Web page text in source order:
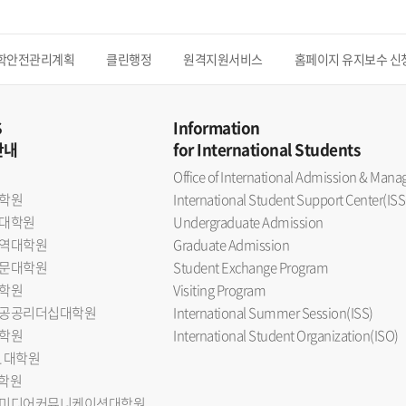
안전관리계획 클린행정 원격지원서비스 홈페이지 유지보수 신
원
학원
대학원
대학원
원
공리더십대학원
원
학원
원
Information
for International Students
Office of International Admission &
International Student Support
Undergraduate Admission
Graduate Admission
Student Exchange Program
Visiting Program
International Summer Session(ISS)
International Student Organization(ISO)